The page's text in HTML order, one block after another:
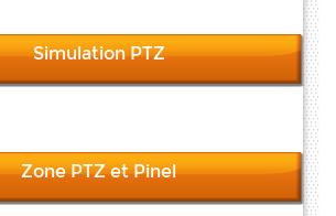
Simulation PTZ
Zone PTZ et Pinel